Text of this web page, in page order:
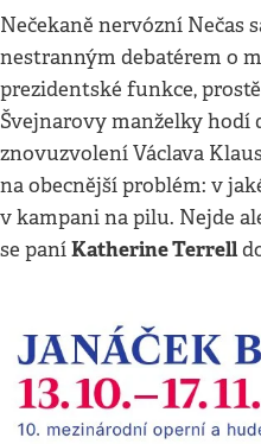
Nečekaně nervózní Nečas
nestranným debatérem o
prezidentské funkce,
Švejnarovy manželky hodí
znovuzvolení Václava
na obecnější problém: v
v kampani na pilu. Nejde
se paníKatherine Terrell